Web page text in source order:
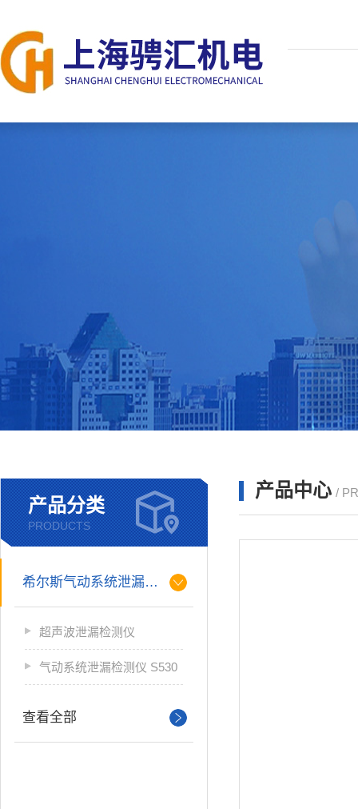
产品分类
PRODUCTS
希尔斯气动系统泄漏检测仪
超声波泄漏检测仪
气动系统泄漏检测仪 S530
查看全部
产品中心 /